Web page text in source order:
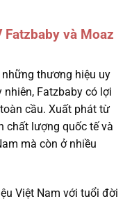
và Moaz
những thương hiệu uy
Fatzbaby có lợi
cầu. Xuất phát từ
chất lượng quốc tế và
mà còn ở nhiều
Việt Nam với tuổi đời